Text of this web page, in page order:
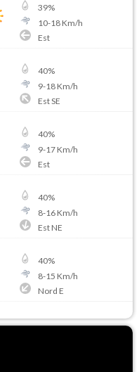
39%
10-18Km/h
Est
40%
9-18Km/h
Est SE
40%
9-17Km/h
Est
40%
8-16Km/h
Est NE
40%
8-15 Km/h
Nord E